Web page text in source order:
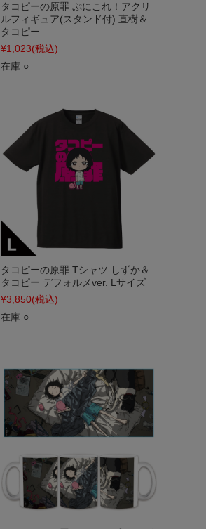
タコピーの原罪 ぷにこれ！アクリ
ルフィギュア(スタンド付) 直樹＆
タコピー
¥1,023(税込)
在庫 ○
タコピーの原罪 Tシャツ しずか＆
タコピー デフォルメver. Lサイズ
¥3,850(税込)
在庫 ○